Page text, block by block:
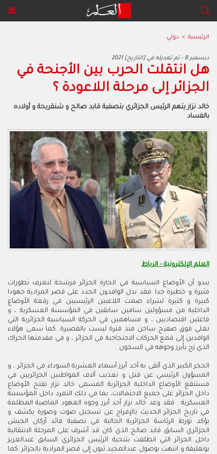
الرئيسية > دولي
2021 ديسمبر 8 - تم تعديله في [التاريخ]
هل انتقلت الحرب بين الأجنحة في
الجزائر إلى مرحلة اللاعودة ؟
خالد نزار يتهم الرئيس الجزائري بتصفية قايد صالح و شنقريحة و أولاده
بالفساد
العلم الإلكترونية - الرباط
يبدو أن الأوضاع السياسية في الجارة الجزائر مرشحة لتعرف تطورات
مثيرة و خطيرة جدا .فقد بذل الوافدون الجدد على قصر المرادية جهودا
كبيرة و كثيرة لشراء صمت اللاعبين الرئيسيين في رقعة الأوضاع
الداخلية من مسؤولين سامين سابقين في المؤسسة العسكرية ، و
فاعلين اقتصاديين ، و مساهمين في الحركة السياسية الجزائرية التي
تغلي فوق صفيح ساخن منذ فترة ليست بالقصيرة .كما سعى هؤلاء
الوافدين إلى قمع الحركات الاحتجاجية في الجزائر ، و في مقدمتها الحراك
الذي زج بأبرز وجوهه في السجون .
الحجر الكبير الذي ألقى به أحد أبرز أسماء العشرية السوداء في الجزائر ، و
المسؤول الرئيسي عن قتل و تعذيب آلاف المواطنين الجزائريين في
مستنقع الأوضاع الداخلية الجزائرية المسمى خالد نزار تفتح الأوضاع
داخل الجزائر على جميع الاحتمالات، بما في ذلك التمرد داخل المؤسسة
العسكرية . فقد وعد خالد نزار أحد أبرز وجوه العهود الماضية المظلمة
في تاريخ الجزائر الحديث بالإفراج عن تسجيل صوت وصورة يكشف و
يؤكد تورط الرئاسة الجزائرية الحالية في تصفية قائد أركان الجيش
الجزائري السابق قايد صالح الذي كان قد أشرف على المرحلة الانتقالية
داخل الجزائر التي انطلقت بتنحية الرئيس الجزائري السابق عبدالعزيز
بوتفليقة و انتهت بوصول عبدالمجيد تبون إلى قصر المرادية بالجزائر .كما